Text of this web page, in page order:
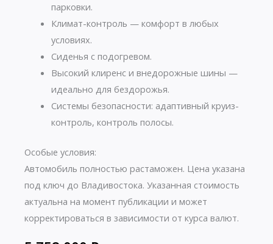
парковки.
Климат-контроль — комфорт в любых
условиях.
Сиденья с подогревом.
Высокий клиренс и внедорожные шины —
идеально для бездорожья.
Системы безопасности: адаптивный круиз-
контроль, контроль полосы.
Особые условия:
Автомобиль полностью растаможен. Цена указана
под ключ до Владивостока. Указанная стоимость
актуальна на момент публикации и может
корректироваться в зависимости от курса валют.